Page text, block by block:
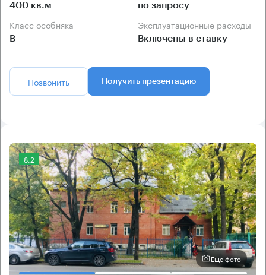
400 кв.м по запросу
Класс особняка
B
Эксплуатационные расходы
Включены в ставку
Позвонить Получить презентацию
8.2
Еще фото